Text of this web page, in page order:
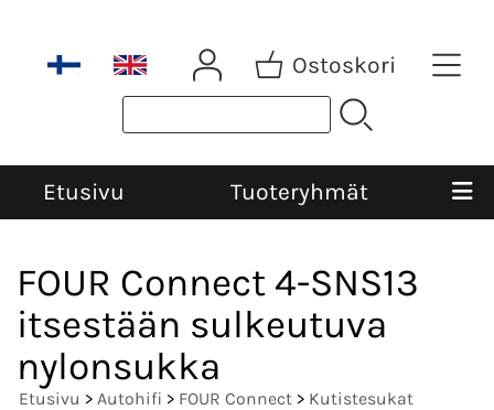
Ostoskori
Etusivu Tuoteryhmät
FOUR Connect 4-SNS13
itsestään sulkeutuva
nylonsukka
Etusivu > Autohifi > FOUR Connect > Kutistesukat